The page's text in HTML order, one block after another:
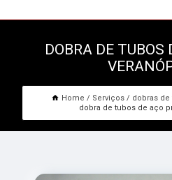
DOBRA DE TUBOS
Home Serviços dobras de
dobra de tubos de aço